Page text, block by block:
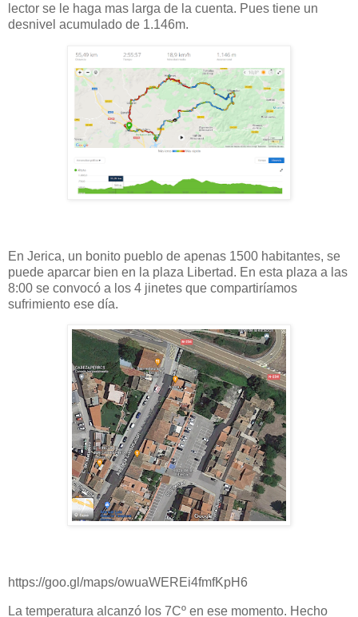
lector se le haga mas larga de la cuenta. Pues tiene un
desnivel acumulado de 1.146m.
En Jerica, un bonito pueblo de apenas 1500 habitantes, se
puede aparcar bien en la plaza Libertad. En esta plaza a las
8:00 se convocó a los 4 jinetes que compartiríamos
sufrimiento ese día.
https://goo.gl/maps/owuaWEREi4fmfKpH6
La temperatura alcanzó los 7Cº en ese momento. Hecho